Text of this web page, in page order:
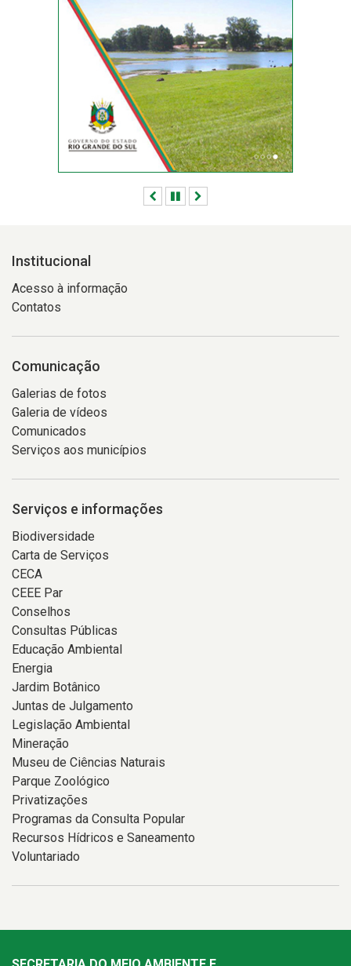
AnteriorPausar
Institucional
Acesso à informação
Contatos
Comunicação
Galerias de fotos
Galeria de vídeos
Comunicados
Serviços aos municípios
Serviços e informações
Biodiversidade
Carta de Serviços
CECA
CEEE Par
Conselhos
Consultas Públicas
Educação Ambiental
Energia
Jardim Botânico
Juntas de Julgamento
Legislação Ambiental
Mineração
Museu de Ciências Naturais
Parque Zoológico
Privatizações
Programas da Consulta Popular
Recursos Hídricos e Saneamento
Voluntariado